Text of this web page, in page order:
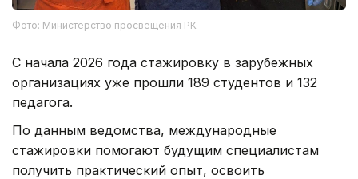
Фото: Министерство просвещения РК
С начала 2026 года стажировку в зарубежных
организациях уже прошли 189 студентов и 132
педагога.
По данным ведомства, международные
стажировки помогают будущим специалистам
получить практический опыт, освоить